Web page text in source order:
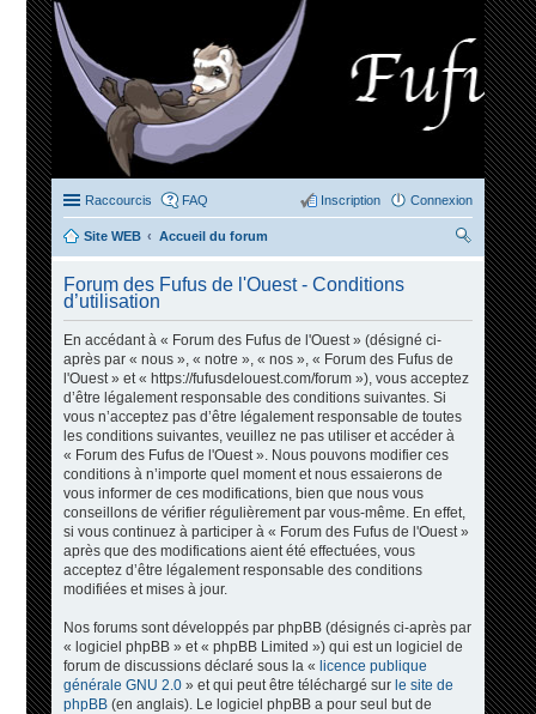
Raccourcis FAQ Connexion
Inscription
Site WEB
Accueil du forum
ch
Forum des Fufus de l'Ouest - Conditions
d’utilisation
En accédant à « Forum des Fufus de l'Ouest » (désigné ci-
après par « nous », « notre », « nos », « Forum des Fufus de
l'Ouest » et « https://fufusdelouest.com/forum »), vous acceptez
d’être légalement responsable des conditions suivantes. Si
vous n’acceptez pas d’être légalement responsable de toutes
les conditions suivantes, veuillez ne pas utiliser et accéder à
« Forum des Fufus de l'Ouest ». Nous pouvons modifier ces
conditions à n’importe quel moment et nous essaierons de
vous informer de ces modifications, bien que nous vous
conseillons de vérifier régulièrement par vous-même. En effet,
si vous continuez à participer à « Forum des Fufus de l'Ouest »
après que des modifications aient été effectuées, vous
acceptez d’être légalement responsable des conditions
modifiées et mises à jour.
Nos forums sont développés par phpBB (désignés ci-après par
« logiciel phpBB » et « phpBB Limited ») qui est un logiciel de
forum de discussions déclaré sous la « licence publique
générale GNU 2.0» et qui peut être téléchargé sur le site de
phpBB(en anglais). Le logiciel phpBB a pour seul but de